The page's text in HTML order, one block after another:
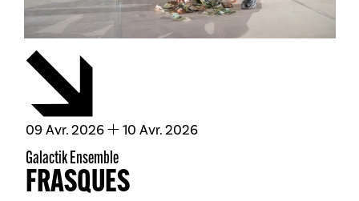
Galactik Ensemble
FRASQUES
du
09 avril
Avr. 2026 au
10 avril
Avr. 2026